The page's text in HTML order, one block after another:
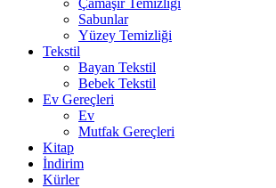
Çamaşır Temizliği
Sabunlar
Yüzey Temizliği
Tekstil
Bayan Tekstil
Bebek Tekstil
Ev Gereçleri
Ev
Mutfak Gereçleri
Kitap
İndirim
Kürler